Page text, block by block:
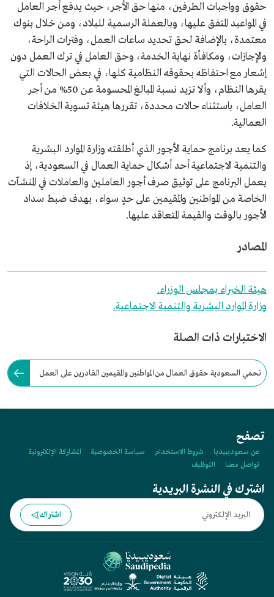
حقوق وواجبات الطرفين، منها حق الأجر، حيث يدفع أجر العامل
في المواعيد المتفق عليها، وبالعملة الرسمية للبلاد، ومن خلال بنوك
معتمدة، بالإضافة لحق تحديد ساعات العمل، وفترات الراحة،
والإجازات، ومكافأة نهاية الخدمة، وحق العامل في ترك العمل دون
إشعار مع احتفاظه بحقوقه النظامية كلها، في بعض الحالات التي
يقرها النظام، وألا تزيد نسبة المبالغ المحسومة عن 50% من أجر
العامل، باستثناء حالات محددة، تقررها هيئة تسوية الخلافات
العمالية.
كما يعد برنامج حماية الأجور الذي أطلقته وزارة الموارد البشرية
والتنمية الاجتماعية أحد أشكال حماية العمال في السعودية، إذ
يعمل البرنامج على توثيق صرف أجور العاملين والعاملات في المنشآت
الخاصة من المواطنين والمقيمين على حدٍ سواء، بهدف ضبط سداد
الأجور بالوقت والقيمة المتعاقد عليها.
المصادر
هيئة الخبراء بمجلس الوزراء.
وزارة الموارد البشرية والتنمية الاجتماعية.
الاختبارات ذات الصلة
تحمي السعودية حقوق العمال من المواطنين والمقيمين القادرين على العمل
تصفح
عن سعوديبيديا شروط الاستخدام سياسة الخصوصية
المشاركة الإلكترونية
تواصل معنا
التوظيف
اشترك في النشرة البريدية
اشتراك